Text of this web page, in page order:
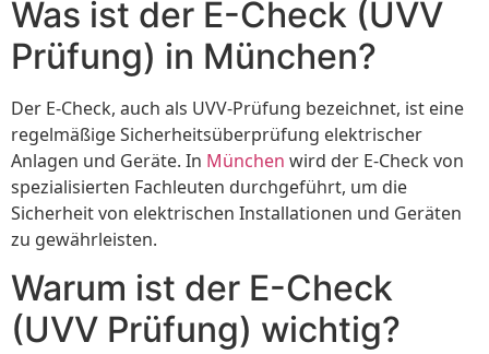
Was ist der E-Check (UVV
Prüfung) in München?
Der E-Check, auch als UVV-Prüfung bezeichnet, ist eine
regelmäßige Sicherheitsüberprüfung elektrischer
Anlagen und Geräte. In München wird der E-Check von
spezialisierten Fachleuten durchgeführt, um die
Sicherheit von elektrischen Installationen und Geräten
zu gewährleisten.
Warum ist der E-Check
(UVV Prüfung) wichtig?